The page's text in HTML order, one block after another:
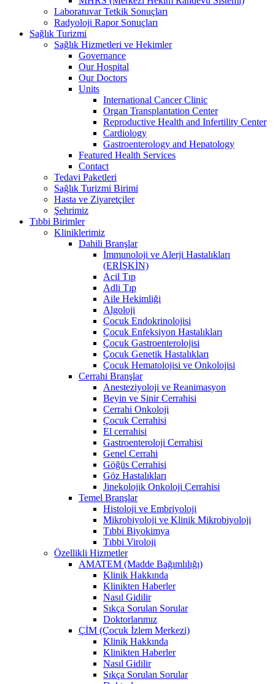
Laboratuvar Tetkik Sonuçları
Radyoloji Rapor Sonuçları
Sağlık Turizmi
Sağlık Hizmetleri ve Hekimler
Governance
Our Hospital
Our Doctors
Units
International Cancer Clinic
Organ Transplantation Center
Reproductive Health and Infertility Center
Cardiology
Gastroenterology and Hepatology
Featured Health Services
Contact
Tedavi Paketleri
Sağlık Turizmi Birimi
Hasta ve Ziyaretçiler
Şehrimiz
Tıbbi Birimler
Kliniklerimiz
Dahili Branşlar
İmmunoloji ve Alerji Hastalıkları
(ERİŞKİN)
Acil Tıp
Adli Tıp
Aile Hekimliği
Algoloji
Çocuk Endokrinolojisi
Çocuk Enfeksiyon Hastalıkları
Çocuk Gastroenterolojisi
Çocuk Genetik Hastalıkları
Çocuk Hematolojisi ve Onkolojisi
Cerrahi Branşlar
Anesteziyoloji ve Reanimasyon
Beyin ve Sinir Cerrahisi
Cerrahi Onkoloji
Çocuk Cerrahisi
El cerrahisi
Gastroenteroloji Cerrahisi
Genel Cerrahi
Göğüs Cerrahisi
Göz Hastalıkları
Jinekolojik Onkoloji Cerrahisi
Temel Branşlar
Histoloji ve Embriyoloji
Mikrobiyoloji ve Klinik Mikrobiyoloji
Tıbbi Biyokimya
Tıbbi Viroloji
Özellikli Hizmetler
AMATEM (Madde Bağımlılığı)
Klinik Hakkında
Klinikten Haberler
Nasıl Gidilir
Sıkça Sorulan Sorular
Doktorlarımız
ÇİM (Çocuk İzlem Merkezi)
Klinik Hakkında
Klinikten Haberler
Nasıl Gidilir
Sıkça Sorulan Sorular